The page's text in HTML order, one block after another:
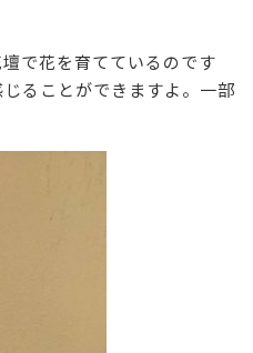
で花を育てているのです
ることができますよ。一部